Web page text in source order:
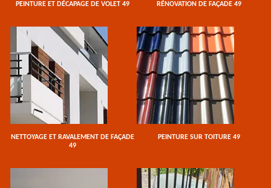
PEINTURE ET DÉCAPAGE DE VOLET 49 RÉNOVATION DE FAÇADE 49
NETTOYAGE ET RAVALEMENT DE FAÇADE
49
PEINTURE SUR TOITURE 49